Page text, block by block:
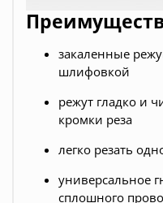
закаленные
шлифовкой
режут гладко и
кромки реза
легко резать
универсальное
сплошного